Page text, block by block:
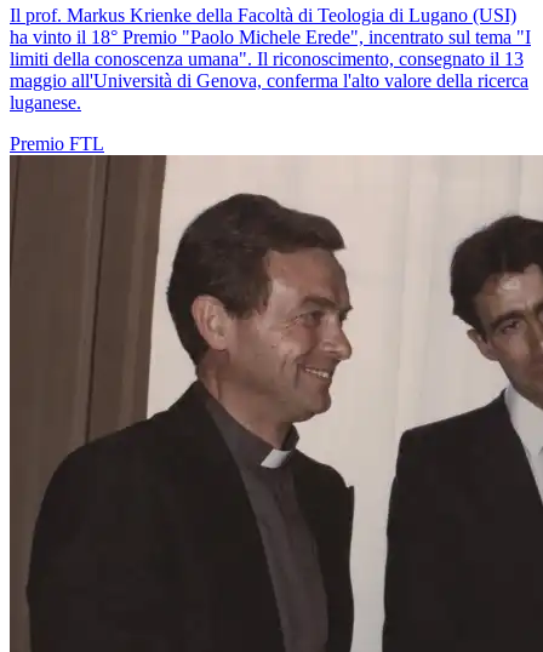
Il prof. Markus Krienke della Facoltà di Teologia di Lugano (USI)
ha vinto il 18° Premio "Paolo Michele Erede", incentrato sul tema "I
limiti della conoscenza umana". Il riconoscimento, consegnato il 13
maggio all'Università di Genova, conferma l'alto valore della ricerca
luganese.
Premio FTL